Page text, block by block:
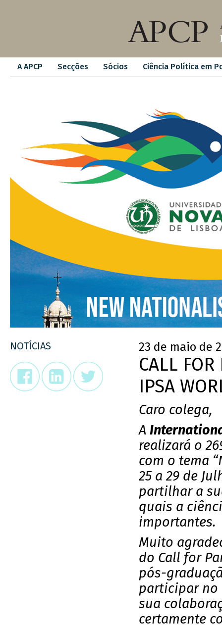
A APCP Secções Sócios Ciência Política em
NOTÍCIAS 23 de maio de
CALL
IPSA
Caro colega,
A
realizará o
com o tema
25 a 29 de
partilhar a
quais a
importantes.
Muito
do Call for
pós-
participar no
sua
certamente